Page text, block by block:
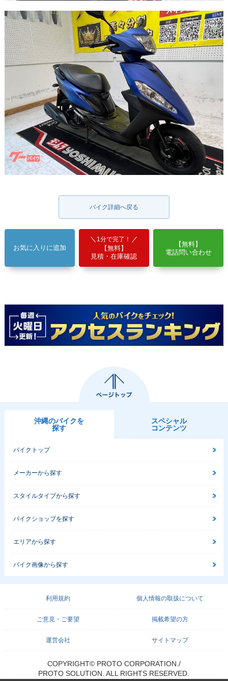
バイク詳細へ戻る
お気に入りに追加
1分で完了！
【無料】
見積・在庫確認
【無料】
電話問い合わせ
沖縄のバイクを
探す
スペシャル
コンテンツ
バイクトップ
メーカーから探す
スタイルタイプから探す
バイクショップを探す
エリアから探す
バイク画像から探す
利用規約 個人情報の取扱について
ご意見・ご要望 掲載希望の方
運営会社 サイトマップ
COPYRIGHT© PROTO CORPORATION./
PROTO SOLUTION. ALL RIGHTS RESERVED.